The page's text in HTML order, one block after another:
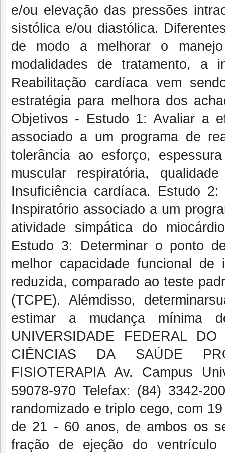
e/ou elevação das pressões
sistólica e/ou diastólica.
de modo a melhorar o
modalidades de tratamento, a
Reabilitação cardíaca vem
estratégia para melhora dos
Objetivos - Estudo 1: Avaliar a
associado a um programa de
tolerância ao esforço,
muscular respiratória,
Insuficiência cardíaca. Estudo
Inspiratório associado a um
atividade simpática do
Estudo 3: Determinar o ponto
melhor capacidade funcional
reduzida, comparado ao teste
(TCPE). Alémdisso,
estimar a mudança mínima
UNIVERSIDADE FEDERAL
CIÊNCIAS DA SAÚDE
FISIOTERAPIA Av. Campus
59078-970 Telefax: (84) 3342-
randomizado e triplo cego, com
de 21 - 60 anos, de ambos os
fração de ejeção do